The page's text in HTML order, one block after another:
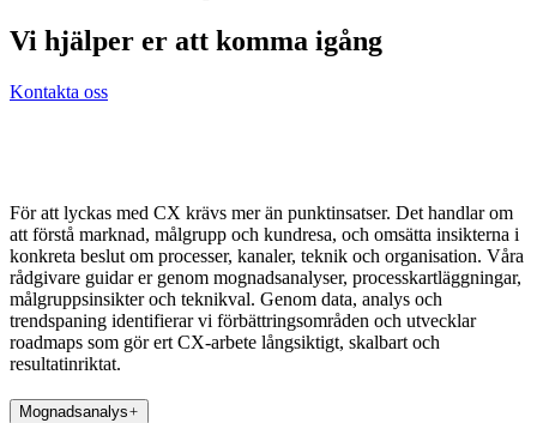
Vi hjälper er att komma igång
Kontakta oss
För att lyckas med CX krävs mer än punktinsatser. Det handlar om
att förstå marknad, målgrupp och kundresa, och omsätta insikterna i
konkreta beslut om processer, kanaler, teknik och organisation. Våra
rådgivare guidar er genom mognadsanalyser, processkartläggningar,
målgruppsinsikter och teknikval. Genom data, analys och
trendspaning identifierar vi förbättringsområden och utvecklar
roadmaps som gör ert CX-arbete långsiktigt, skalbart och
resultatinriktat.
Mognadsanalys